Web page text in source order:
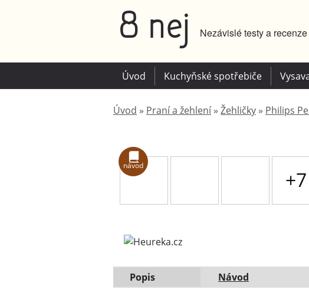
8 nej Nezávislé testy a recenze
Úvod » Praní a žehlení » Žehličky » Philips
návod
+7
Popis Návod
Úvod Kuchyňské spotřebiče